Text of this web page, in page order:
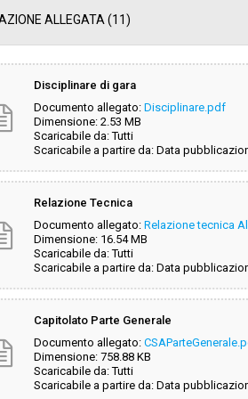
Gara in busta
attuale:
PROVINCIA DI
ALLEGATA (11)
Disciplinare di gara
Documento allegato: Disciplinare.pdf
Dimensione: 2.53 MB
Scaricabile da: Tutti
Scaricabile a partire da: Data
Relazione Tecnica
Documento allegato: Relazione tecnica
Dimensione: 16.54 MB
Scaricabile da: Tutti
Scaricabile a partire da: Data
Capitolato Parte Generale
Documento allegato:
Dimensione: 758.88 KB
Scaricabile da: Tutti
Scaricabile a partire da: Data